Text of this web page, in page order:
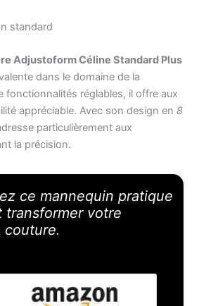
Adjustoform Céline Standard Plus
dans le domaine de la
fonctionnalités réglables, il offre aux
appréciable. Avec son design en8
particulièrement aux
la précision.
ce mannequin pratique
transformer votre
couture.